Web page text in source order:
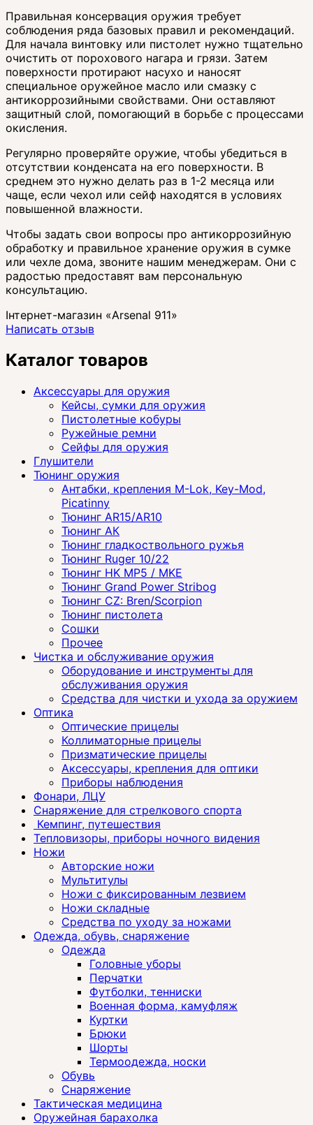
Правильная консервация оружия требует
соблюдения ряда базовых правил и рекомендаций.
Для начала винтовку или пистолет нужно тщательно
очистить от порохового нагара и грязи. Затем
поверхности протирают насухо и наносят
специальное оружейное масло или смазку с
антикоррозийными свойствами. Они оставляют
защитный слой, помогающий в борьбе с процессами
окисления.
Регулярно проверяйте оружие, чтобы убедиться в
отсутствии конденсата на его поверхности. В
среднем это нужно делать раз в 1-2 месяца или
чаще, если чехол или сейф находятся в условиях
повышенной влажности.
Чтобы задать свои вопросы про антикоррозийную
обработку и правильное хранение оружия в сумке
или чехле дома, звоните нашим менеджерам. Они с
радостью предоставят вам персональную
консультацию.
Інтернет-магазин «Arsenal 911»
Написать отзыв
Каталог товаров
Аксессуары для оружия
Кейсы, сумки для оружия
Пистолетные кобуры
Ружейные ремни
Сейфы для оружия
Глушители
Тюнинг оружия
Антабки, крепления M-Lok, Key-Mod,
Picatinny
Тюнинг AR15/AR10
Тюнинг АК
Тюнинг гладкоствольного ружья
Тюнинг Ruger 10/22
Тюнинг HK MP5 / MKE
Тюнинг Grand Power Stribog
Тюнинг CZ: Bren/Scorpion
Тюнинг пистолета
Сошки
Прочее
Чистка и обслуживание оружия
Оборудование и инструменты для
обслуживания оружия
Средства для чистки и ухода за оружием
Оптика
Оптические прицелы
Коллиматорные прицелы
Призматические прицелы
Аксессуары, крепления для оптики
Приборы наблюдения
Фонари, ЛЦУ
Снаряжение для стрелкового спорта
Кемпинг, путешествия
Тепловизоры, приборы ночного видения
Ножи
Авторские ножи
Мультитулы
Ножи с фиксированным лезвием
Ножи складные
Средства по уходу за ножами
Одежда, обувь, снаряжение
Одежда
Головные уборы
Перчатки
Футболки, тенниски
Военная форма, камуфляж
Куртки
Брюки
Шорты
Термоодежда, носки
Обувь
Снаряжение
Тактическая медицина
Оружейная барахолка